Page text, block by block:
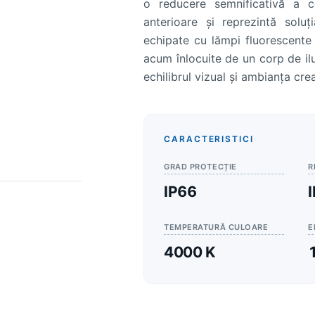
o reducere semnificativă a
anterioare şi reprezintă
echipate cu lămpi
acum înlocuite de un corp de
echilibrul vizual şi ambianţa
CARACTERISTICI
GRAD PROTECȚIE
IP66
TEMPERATURĂ CULOARE
4000 K